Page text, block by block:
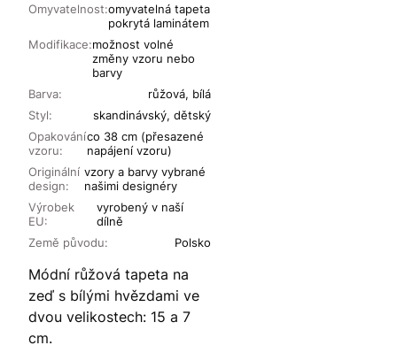
Omyvatelnost:omyvatelná tapeta
pokrytá laminátem
Modifikace:možnost volné
změny vzoru nebo
barvy
Barva:
růžová, bílá
Opakování
vzoru:
co 38 cm (přesazené
napájení vzoru)
Originální
design:
vzory a barvy vybrané
našimi designéry
Výrobek
EU:
vyrobený v naší
dílně
Styl: skandinávský, dětský
Země původu: Polsko
Módní růžová tapeta na
zeď s bílými hvězdami ve
dvou velikostech: 15 a 7
cm.